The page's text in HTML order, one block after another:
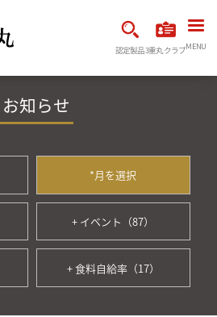
認定製品3重丸クラブMENU
お知らせ
*月を選択
+ イベント（87）
+ 食料自給率（17）